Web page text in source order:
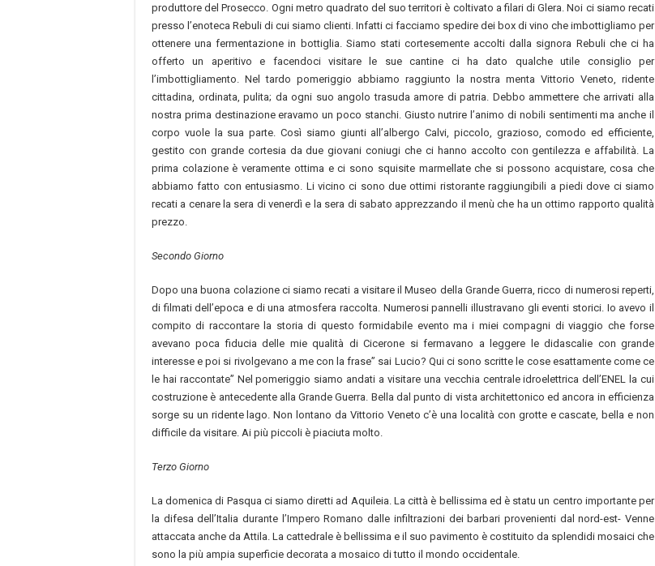
produttore del Prosecco. Ogni metro quadrato del suo territori è coltivato a filari di Glera. Noi ci siamo recati
presso l’enoteca Rebuli di cui siamo clienti. Infatti ci facciamo spedire dei box di vino che imbottigliamo per
ottenere una fermentazione in bottiglia. Siamo stati cortesemente accolti dalla signora Rebuli che ci ha
offerto un aperitivo e facendoci visitare le sue cantine ci ha dato qualche utile consiglio per
l’imbottigliamento. Nel tardo pomeriggio abbiamo raggiunto la nostra menta Vittorio Veneto, ridente
cittadina, ordinata, pulita; da ogni suo angolo trasuda amore di patria. Debbo ammettere che arrivati alla
nostra prima destinazione eravamo un poco stanchi. Giusto nutrire l’animo di nobili sentimenti ma anche il
corpo vuole la sua parte. Così siamo giunti all’albergo Calvi, piccolo, grazioso, comodo ed efficiente,
gestito con grande cortesia da due giovani coniugi che ci hanno accolto con gentilezza e affabilità. La
prima colazione è veramente ottima e ci sono squisite marmellate che si possono acquistare, cosa che
abbiamo fatto con entusiasmo. Li vicino ci sono due ottimi ristorante raggiungibili a piedi dove ci siamo
recati a cenare la sera di venerdì e la sera di sabato apprezzando il menù che ha un ottimo rapporto qualità
prezzo.
Secondo Giorno
Dopo una buona colazione ci siamo recati a visitare il Museo della Grande Guerra, ricco di numerosi reperti,
di filmati dell’epoca e di una atmosfera raccolta. Numerosi pannelli illustravano gli eventi storici. Io avevo il
compito di raccontare la storia di questo formidabile evento ma i miei compagni di viaggio che forse
avevano poca fiducia delle mie qualità di Cicerone si fermavano a leggere le didascalie con grande
interesse e poi si rivolgevano a me con la frase” sai Lucio? Qui ci sono scritte le cose esattamente come ce
le hai raccontate” Nel pomeriggio siamo andati a visitare una vecchia centrale idroelettrica dell’ENEL la cui
costruzione è antecedente alla Grande Guerra. Bella dal punto di vista architettonico ed ancora in efficienza
sorge su un ridente lago. Non lontano da Vittorio Veneto c’è una località con grotte e cascate, bella e non
difficile da visitare. Ai più piccoli è piaciuta molto.
Terzo Giorno
La domenica di Pasqua ci siamo diretti ad Aquileia. La città è bellissima ed è statu un centro importante per
la difesa dell’Italia durante l’Impero Romano dalle infiltrazioni dei barbari provenienti dal nord-est- Venne
attaccata anche da Attila. La cattedrale è bellissima e il suo pavimento è costituito da splendidi mosaici che
sono la più ampia superficie decorata a mosaico di tutto il mondo occidentale.